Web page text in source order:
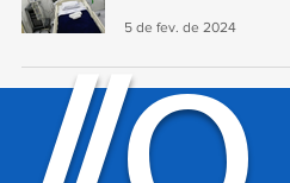
5 de fev. de 2024